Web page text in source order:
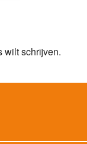
wilt schrijven.